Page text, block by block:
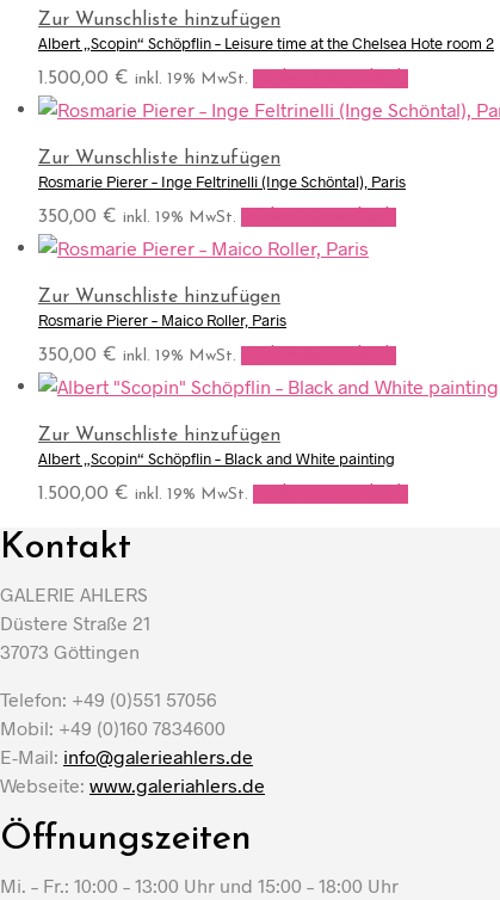
Zur Wunschliste hinzufügen
Albert „Scopin“ Schöpflin – Leisure time at the Chelsea Hote room 2
1.500,00 € inkl. 19% MwSt.
Zur Wunschliste hinzufügen
Rosmarie Pierer – Inge Feltrinelli (Inge Schöntal), Paris
350,00 € inkl. 19% MwSt.
Zur Wunschliste hinzufügen
Rosmarie Pierer – Maico Roller, Paris
350,00 € inkl. 19% MwSt.
Zur Wunschliste hinzufügen
Albert „Scopin“ Schöpflin – Black and White painting
1.500,00 € inkl. 19% MwSt.
Kontakt
GALERIE AHLERS
Düstere Straße 21
37073 Göttingen
Telefon: +49 (0)551 57056
Mobil: +49 (0)160 7834600
E-Mail: info@galerieahlers.de
Webseite: www.galeriahlers.de
Öffnungszeiten
Mi. – Fr.: 10:00 – 13:00 Uhr und 15:00 – 18:00 Uhr